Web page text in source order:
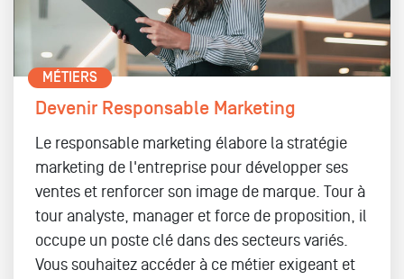
MÉTIERS
Devenir Responsable Marketing
Le responsable marketing élabore la stratégie
marketing de l'entreprise pour développer ses
ventes et renforcer son image de marque. Tour à
tour analyste, manager et force de proposition, il
occupe un poste clé dans des secteurs variés.
Vous souhaitez accéder à ce métier exigeant et